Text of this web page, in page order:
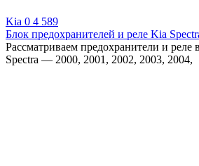
Kia 0 4 589
Блок предохранителей и реле Kia
Рассматриваем предохранители и реле
Spectra — 2000, 2001, 2002, 2003, 2004,